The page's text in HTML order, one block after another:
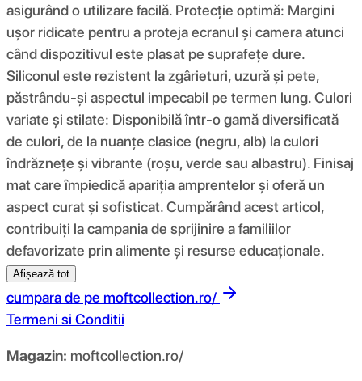
asigurând o utilizare facilă. Protecție optimă: Margini
ușor ridicate pentru a proteja ecranul și camera atunci
când dispozitivul este plasat pe suprafețe dure.
Siliconul este rezistent la zgârieturi, uzură și pete,
păstrându-și aspectul impecabil pe termen lung. Culori
variate și stilate: Disponibilă într-o gamă diversificată
de culori, de la nuanțe clasice (negru, alb) la culori
îndrăznețe și vibrante (roșu, verde sau albastru). Finisaj
mat care împiedică apariția amprentelor și oferă un
aspect curat și sofisticat. Cumpărând acest articol,
contribuiți la campania de sprijinire a familiilor
defavorizate prin alimente și resurse educaționale.
Afișează tot
cumpara de pe moftcollection.ro/
Termeni si Conditii
Magazin: moftcollection.ro/